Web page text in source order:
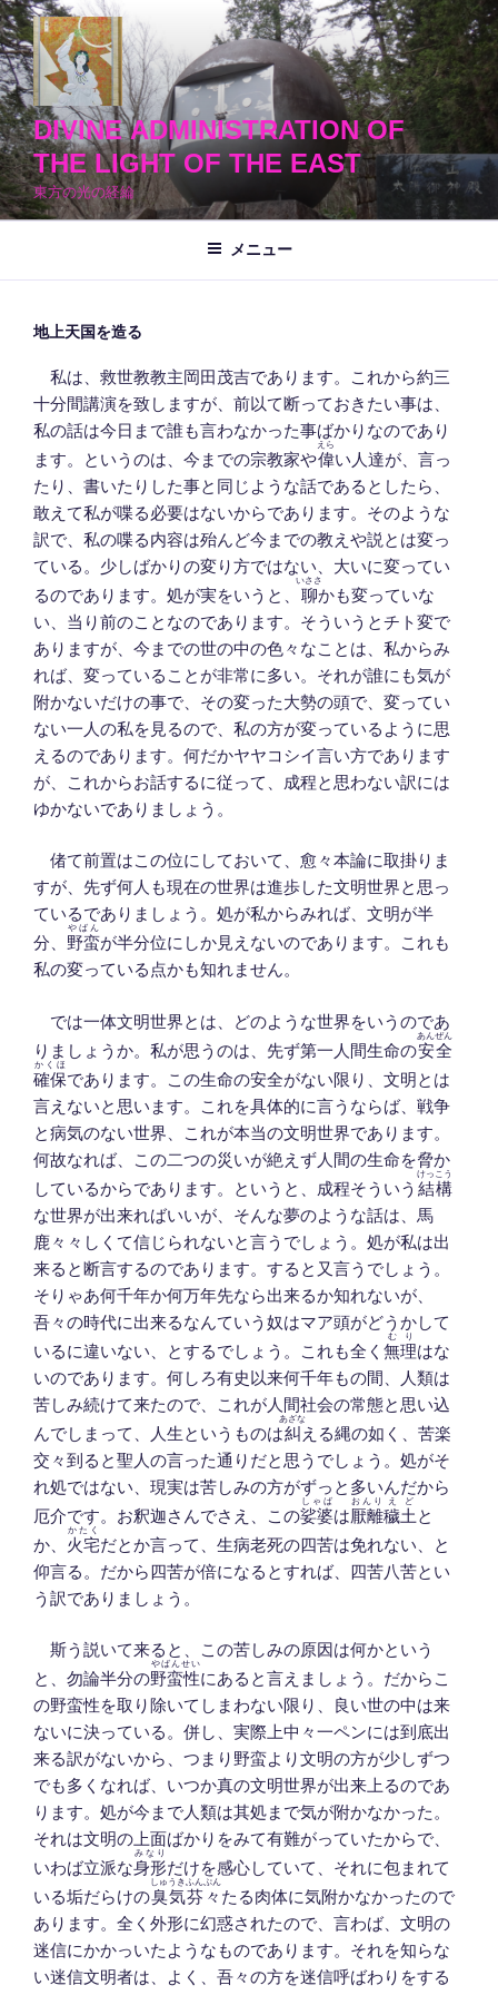
コ
ン
テ
ン
ツ
へ
ス
キ
ッ
DIVINE ADMINISTRATION OF
THE LIGHT OF THE EAST
東方の光の経綸
メニュー
地上天国を造る
私は、救世教教主岡田茂吉であります。これから約三
十分間講演を致しますが、前以て断っておきたい事は、
私の話は今日まで誰も言わなかった事ばかりなのであり
ます。というのは、今までの宗教家や偉
えら
い人達が、言っ
たり、書いたりした事と同じような話であるとしたら、
敢えて私が喋る必要はないからであります。そのような
訳で、私の喋る内容は殆んど今までの教えや説とは変っ
ている。少しばかりの変り方ではない、大いに変ってい
るのであります。処が実をいうと、 聊
いささ
かも変っていな
い、当り前のことなのであります。そういうとチト変で
ありますが、今までの世の中の色々なことは、私からみ
れば、変っていることが非常に多い。それが誰にも気が
附かないだけの事で、その変った大勢の頭で、変ってい
ない一人の私を見るので、私の方が変っているように思
えるのであります。何だかヤヤコシイ言い方であります
が、これからお話するに従って、成程と思わない訳には
ゆかないでありましょう。
偖て前置はこの位にしておいて、愈々本論に取掛りま
すが、先ず何人も現在の世界は進歩した文明世界と思っ
ているでありましょう。処が私からみれば、文明が半
分、 野蛮
やばん
が半分位にしか見えないのであります。これも
私の変っている点かも知れません。
では一体文明世界とは、どのような世界をいうのであ
りましょうか。私が思うのは、先ず第一人間生命の安全
あんぜん
確保
かくほ
であります。この生命の安全がない限り、文明とは
言えないと思います。これを具体的に言うならば、戦争
と病気のない世界、これが本当の文明世界であります。
何故なれば、この二つの災いが絶えず人間の生命を脅か
しているからであります。というと、成程そういう 結構
けっこう
な世界が出来ればいいが、そんな夢のような話は、馬
鹿々々しくて信じられないと言うでしょう。処が私は出
来ると断言するのであります。すると又言うでしょう。
そりゃあ何千年か何万年先なら出来るか知れないが、
吾々の時代に出来るなんていう奴はマア頭がどうかして
いるに違いない、とするでしょう。これも全く 無理
むり
はな
いのであります。何しろ有史以来何千年もの間、人類は
苦しみ続けて来たので、これが人間社会の常態と思い込
んでしまって、人生というものは糾
あざな
える縄の如く、苦楽
交々到ると聖人の言った通りだと思うでしょう。処がそ
れ処ではない、現実は苦しみの方がずっと多いんだから
厄介です。お釈迦さんでさえ、この娑婆
しゃば
は厭離
おんり
穢土
えど
と
か、 火宅
かたく
だとか言って、生病老死の四苦は免れない、と
仰言る。だから四苦が倍になるとすれば、四苦八苦とい
う訳でありましょう。
斯う説いて来ると、この苦しみの原因は何かという
と、勿論半分の野蛮性
やばんせい
にあると言えましょう。だからこ
の野蛮性を取り除いてしまわない限り、良い世の中は来
ないに決っている。併し、実際上中々一ペンには到底出
来る訳がないから、つまり野蛮より文明の方が少しずつ
でも多くなれば、いつか真の文明世界が出来上るのであ
ります。処が今まで人類は其処まで気が附かなかった。
それは文明の上面ばかりをみて有難がっていたからで、
いわば立派な身形
みなり
だけを感心していて、それに包まれて
いる垢だらけの臭気
しゅうき
芬々
ふんぷん
たる肉体に気附かなかったので
あります。全く外形に幻惑されたので、言わば、文明の
迷信にかかっいたようなものであります。それを知らな
い迷信文明者は、よく、吾々の方を迷信呼ばわりをする